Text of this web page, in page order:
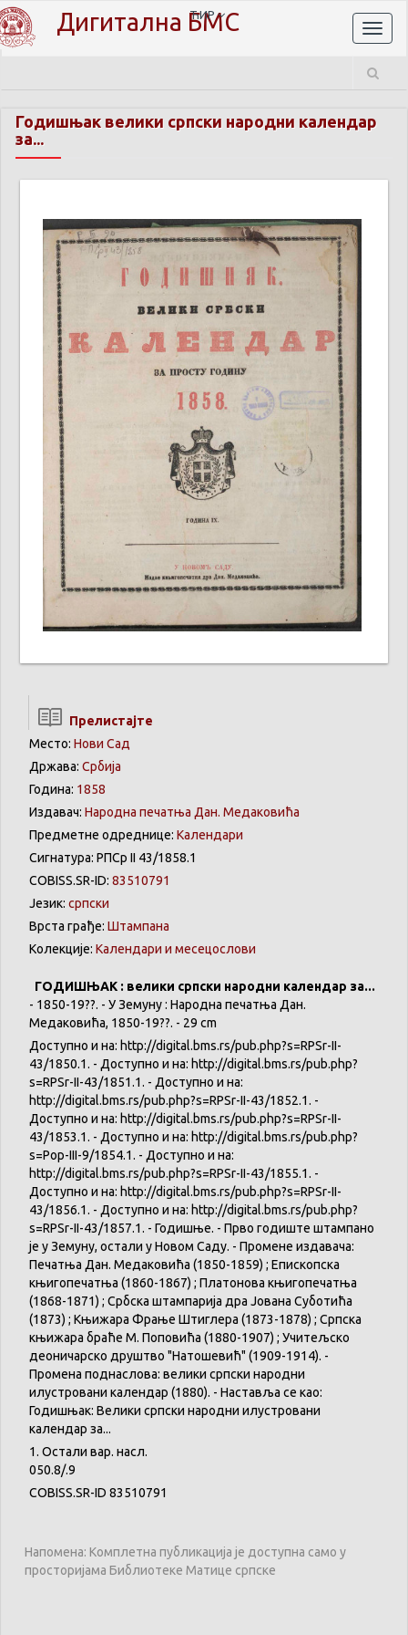
Дигитална БМС
ЋИР
Годишњак велики српски народни календар
за...
Прелистајте
Место: Нови Сад
Држава: Србија
Година: 1858
Издавач: Народна печатња Дан. Медаковића
Предметне одреднице: Календари
Сигнатура: РПСр II 43/1858.1
COBISS.SR-ID: 83510791
Језик: српски
Врста грађе: Штампана
Колекције: Календари и месецослови
ГОДИШЊАК : велики српски народни календар за...
- 1850-19??. - У Земуну : Народна печатња Дан.
Медаковића, 1850-19??. - 29 cm
Доступно и на: http://digital.bms.rs/pub.php?s=RPSr-II-
43/1850.1. - Доступно и на: http://digital.bms.rs/pub.php?
s=RPSr-II-43/1851.1. - Доступно и на:
http://digital.bms.rs/pub.php?s=RPSr-II-43/1852.1. -
Доступно и на: http://digital.bms.rs/pub.php?s=RPSr-II-
43/1853.1. - Доступно и на: http://digital.bms.rs/pub.php?
s=Pop-III-9/1854.1. - Доступно и на:
http://digital.bms.rs/pub.php?s=RPSr-II-43/1855.1. -
Доступно и на: http://digital.bms.rs/pub.php?s=RPSr-II-
43/1856.1. - Доступно и на: http://digital.bms.rs/pub.php?
s=RPSr-II-43/1857.1. - Годишње. - Прво годиште штампано
је у Земуну, остали у Новом Саду. - Промене издавача:
Печатња Дан. Медаковића (1850-1859) ; Епископска
књигопечатња (1860-1867) ; Платонова књигопечатња
(1868-1871) ; Србска штампарија дра Јована Суботића
(1873) ; Књижара Фрање Штиглера (1873-1878) ; Српска
књижара браће М. Поповића (1880-1907) ; Учитељско
деоничарско друштво "Натошевић" (1909-1914). -
Промена поднаслова: велики српски народни
илустровани календар (1880). - Наставља се као:
Годишњак: Велики српски народни илустровани
календар за...
1. Остали вар. насл.
050.8/.9
COBISS.SR-ID 83510791
Напомена: Комплетна публикација је доступна само у
просторијама Библиотеке Матице српске